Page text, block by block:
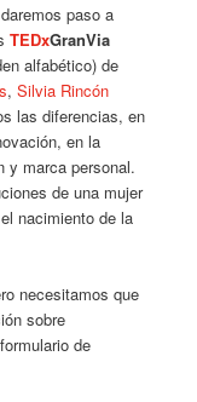
paso a
TEDxGranVia
alfabético) de
,Silvia Rincón
las diferencias, en
en la
y marca personal.
de una mujer
nacimiento de la
necesitamos que
sobre
de